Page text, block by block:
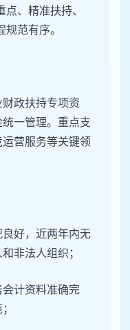
、精准扶持、
范有序。
政扶持专项资
一管理。重点支
营服务等关键领
好，近两年内无
非法人组织；
计资料准确完